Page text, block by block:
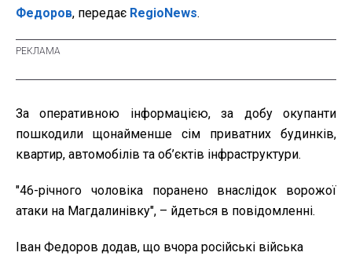
Федоров, передає RegioNews.
За оперативною інформацією, за добу окупанти
пошкодили щонайменше сім приватних будинків,
квартир, автомобілів та об’єктів інфраструктури.
"46-річного чоловіка поранено внаслідок ворожої
атаки на Магдалинівку", – йдеться в повідомленні.
Іван Федоров додав, що вчора російські війська